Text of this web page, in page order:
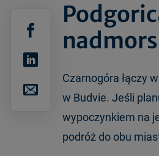
Czarnogóra łączy
w Budvie. Jeśli
wypoczynkiem na
podróż do obu